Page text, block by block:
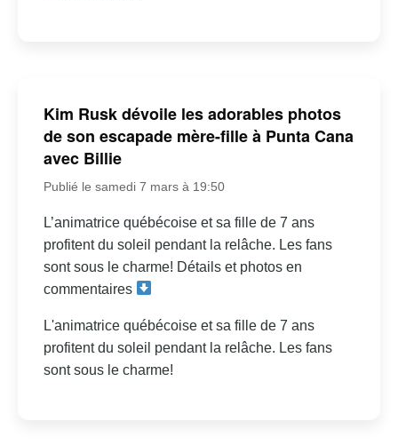
Kim Rusk dévoile les adorables photos
de son escapade mère-fille à Punta Cana
avec Billie
Publié le samedi 7 mars à 19:50
L’animatrice québécoise et sa fille de 7 ans
profitent du soleil pendant la relâche. Les fans
sont sous le charme! Détails et photos en
commentaires
L'animatrice québécoise et sa fille de 7 ans
profitent du soleil pendant la relâche. Les fans
sont sous le charme!